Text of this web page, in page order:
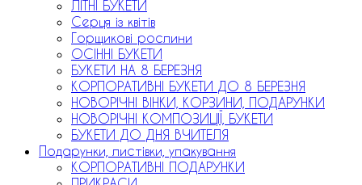
ЛІТНІ БУКЕТИ
Серця із квітів
Горщикові рослини
ОСІННІ БУКЕТИ
БУКЕТИ НА 8 БЕРЕЗНЯ
КОРПОРАТИВНІ БУКЕТИ ДО 8 БЕРЕЗНЯ
НОВОРІЧНІ ВІНКИ, КОРЗИНИ, ПОДАРУНКИ
НОВОРІЧНІ КОМПОЗИЦІЇ, БУКЕТИ
БУКЕТИ ДО ДНЯ ВЧИТЕЛЯ
Подарунки, листівки, упакування
КОРПОРАТИВНІ ПОДАРУНКИ